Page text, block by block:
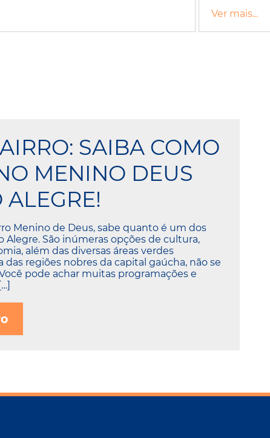
Ver mais...
SAIBA COMO
MENINO DEUS
ALEGRE!
Menino de Deus, sabe quanto é um dos
Alegre. São inúmeras opções de cultura,
além das diversas áreas verdes
regiões nobres da capital gaúcha, não se
pode achar muitas programações e